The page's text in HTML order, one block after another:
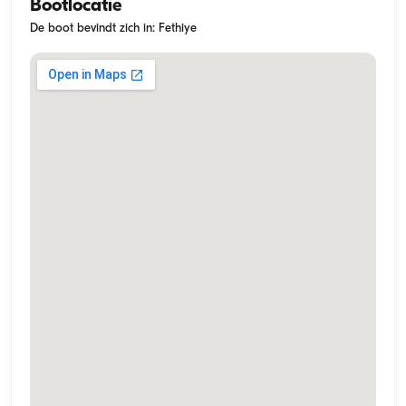
Bootlocatie
De boot bevindt zich in: Fethiye